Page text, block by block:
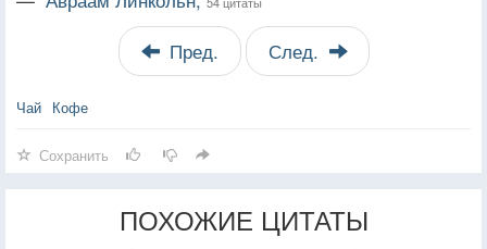
Пред. След.
Чай Кофе
Сохранить
ПОХОЖИЕ ЦИТАТЫ